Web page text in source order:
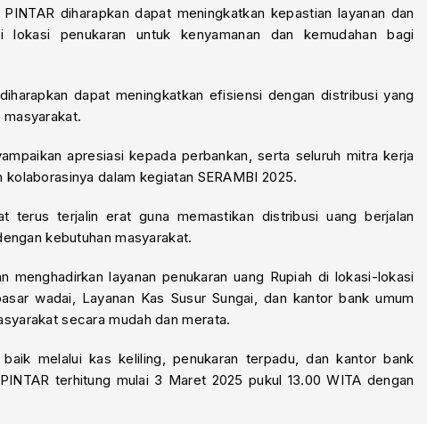
diharapkan dapat meningkatkan kepastian layanan dan
lokasi penukaran untuk kenyamanan dan kemudahan bagi
dapat meningkatkan efisiensi dengan distribusi yang
apresiasi kepada perbankan, serta seluruh mitra kerja
dalam kegiatan SERAMBI 2025.
terus terjalin erat guna memastikan distribusi uang berjalan
kebutuhan masyarakat.
menghadirkan layanan penukaran uang Rupiah di lokasi-lokasi
wadai, Layanan Kas Susur Sungai, dan kantor bank umum
secara mudah dan merata.
baik melalui kas keliling, penukaran terpadu, dan kantor bank
terhitung mulai 3 Maret 2025 pukul 13.00 WITA dengan